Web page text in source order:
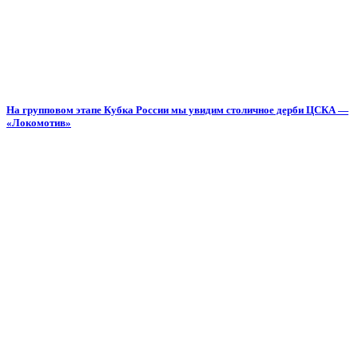
На групповом этапе Кубка России мы увидим столичное дерби ЦСКА —
«Локомотив»